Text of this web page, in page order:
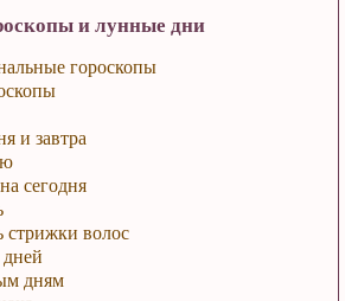
и лунные дни
гороскопы
и завтра
сегодня
волос
дням